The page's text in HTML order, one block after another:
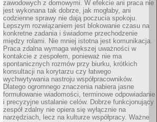
zawodowych z domowymi. W efekcie ani praca nie
jest wykonana tak dobrze, jak mogłaby, ani
codzienne sprawy nie dają poczucia spokoju.
Lepszym rozwiązaniem jest blokowanie czasu na
konkretne zadania i świadome przechodzenie
między rolami. Nie mniej istotna jest komunikacja.
Praca zdalna wymaga większej uważności w
kontakcie z zespołem, ponieważ nie ma
spontanicznych rozmów przy biurku, krótkich
konsultacji na korytarzu czy łatwego
wychwytywania nastroju współpracowników.
Dlatego ogromnego znaczenia nabiera jasne
formułowanie wiadomości, terminowe odpowiadanie
i precyzyjne ustalanie celów. Dobrze funkcjonujący
zespół zdalny nie opiera się wyłącznie na
narzędziach, lecz na kulturze współpracy. Ważne